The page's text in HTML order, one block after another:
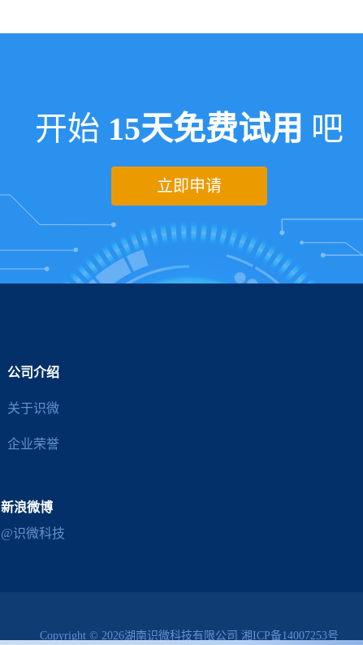
开始 15天免费试用 吧
立即申请
公司介绍
关于识微
企业荣誉
新浪微博
@识微科技
Copyright © 2026湖南识微科技有限公司 湘ICP备14007253号